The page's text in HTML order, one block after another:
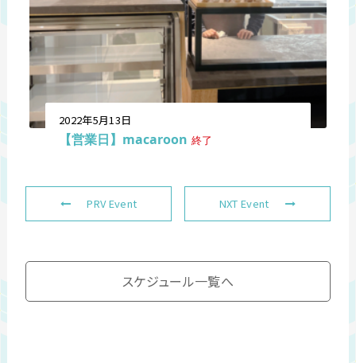
2022年5月13日
【営業日】macaroon 終了
PRV Event NXT Event
スケジュール一覧へ